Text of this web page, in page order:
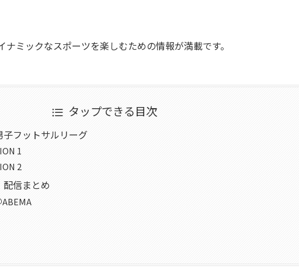
ミックなスポーツを楽しむための情報が満載です。
タップできる目次
子フットサルリーグ
1
2
信まとめ
ABEMA